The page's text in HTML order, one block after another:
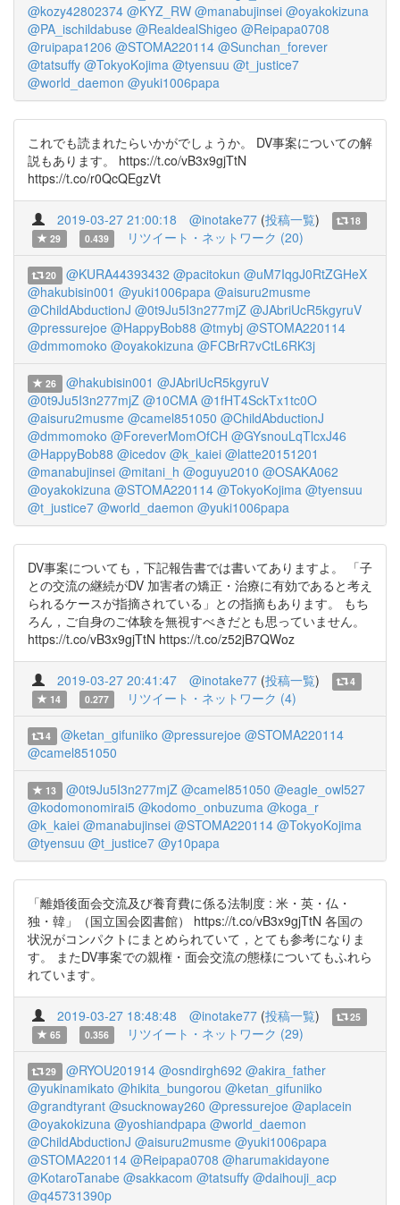
@kozy42802374 @KYZ_RW @manabujinsei @oyakokizuna
@PA_ischildabuse @RealdealShigeo @Reipapa0708
@ruipapa1206 @STOMA220114 @Sunchan_forever
@tatsuffy @TokyoKojima @tyensuu @t_justice7
@world_daemon @yuki1006papa
これでも読まれたらいかがでしょうか。 DV事案についての解
説もあります。 https://t.co/vB3x9gjTtN
https://t.co/r0QcQEgzVt
2019-03-27 21:00:18 @inotake77 (投稿一覧)
18
29
0.439 リツイート・ネットワーク (20)
20 @KURA44393432 @pacitokun @uM7IqgJ0RtZGHeX
@hakubisin001 @yuki1006papa @aisuru2musme
@ChildAbductionJ @0t9Ju5I3n277mjZ @JAbriUcR5kgyruV
@pressurejoe @HappyBob88 @tmybj @STOMA220114
@dmmomoko @oyakokizuna @FCBrR7vCtL6RK3j
26 @hakubisin001 @JAbriUcR5kgyruV
@0t9Ju5I3n277mjZ @10CMA @1fHT4SckTx1tc0O
@aisuru2musme @camel851050 @ChildAbductionJ
@dmmomoko @ForeverMomOfCH @GYsnouLqTlcxJ46
@HappyBob88 @icedov @k_kaiei @latte20151201
@manabujinsei @mitani_h @oguyu2010 @OSAKA062
@oyakokizuna @STOMA220114 @TokyoKojima @tyensuu
@t_justice7 @world_daemon @yuki1006papa
DV事案についても，下記報告書では書いてありますよ。 「子
との交流の継続がDV 加害者の矯正・治療に有効であると考え
られるケースが指摘されている」との指摘もあります。 もち
ろん，ご自身のご体験を無視すべきだとも思っていません。
https://t.co/vB3x9gjTtN https://t.co/z52jB7QWoz
2019-03-27 20:41:47 @inotake77 (投稿一覧)
4
14
0.277 リツイート・ネットワーク (4)
4 @ketan_gifuniiko @pressurejoe @STOMA220114
@camel851050
13 @0t9Ju5I3n277mjZ @camel851050 @eagle_owl527
@kodomonomirai5 @kodomo_onbuzuma @koga_r
@k_kaiei @manabujinsei @STOMA220114 @TokyoKojima
@tyensuu @t_justice7 @y10papa
「離婚後面会交流及び養育費に係る法制度 : 米・英・仏・
独・韓」（国立国会図書館） https://t.co/vB3x9gjTtN 各国の
状況がコンパクトにまとめられていて，とても参考になりま
す。 またDV事案での親権・面会交流の態様についてもふれら
れています。
2019-03-27 18:48:48 @inotake77 (投稿一覧)
25
65
0.356 リツイート・ネットワーク (29)
29 @RYOU201914 @osndirgh692 @akira_father
@yukinamikato @hikita_bungorou @ketan_gifuniiko
@grandtyrant @sucknoway260 @pressurejoe @aplacein
@oyakokizuna @yoshiandpapa @world_daemon
@ChildAbductionJ @aisuru2musme @yuki1006papa
@STOMA220114 @Reipapa0708 @harumakidayone
@KotaroTanabe @sakkacom @tatsuffy @daihouji_acp
@q45731390p